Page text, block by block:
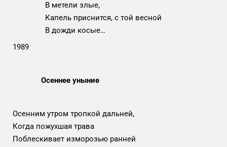
В метели злые,
Капель приснится, с той весной
В дожди косые…
1989
Осеннее уныние
Осенним утром тропкой дальней,
Когда пожухшая трава
Поблескивает изморозью ранней